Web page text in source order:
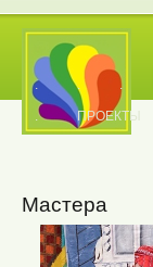
. . .
. ПРОЕКТЫ
Мастера